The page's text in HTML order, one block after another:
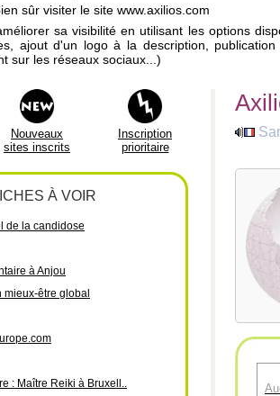
sûr visiter le site www.axilios.com
sa visibilité en utilisant les options
ajout d'un logo à la description,
sur les réseaux sociaux...)
Nouveaux
sites inscrits
Inscription
prioritaire
À VOIR
de la candidose
à Anjou
mieux-être global
: Maître Reiki à Bruxell..